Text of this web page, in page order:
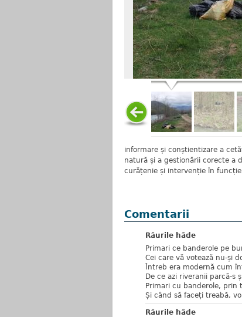
informare și conștientizare a
natură și a gestionării corecte a
curățenie și intervenție în
Comentarii
Râurile hâde
Primari ce banderole pe
Cei care vă votează nu-și
Întreb era modernă cum
De ce azi riveranii parcă-s
Primari cu banderole, prin
Și când să faceți treabă,
Râurile hâde